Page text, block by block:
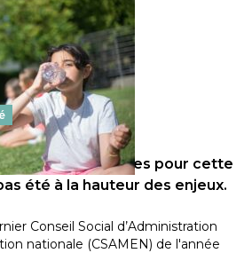
attendues pour cette
été à la hauteur des enjeux.
Conseil Social d’Administration
nationale (CSAMEN) de l'année